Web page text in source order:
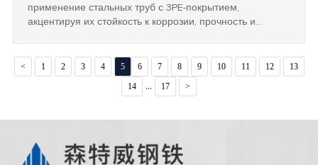
применение стальных труб с 3PE-покрытием,
акцентируя их стойкость к коррозии, прочность и
< 1 2 3 4 5 6 7 8 9 10 11 12
13
14
... 17 >